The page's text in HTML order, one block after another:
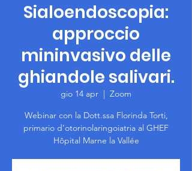
Sialoendoscopia:
approccio
mininvasivo delle
ghiandole salivari.
gio 14 apr
  |
Zoom
Webinar con la Dott.ssa Florinda Torti,
primario d’otorinolaringoiatria al GHEF
Hôpital Marne la Vallée